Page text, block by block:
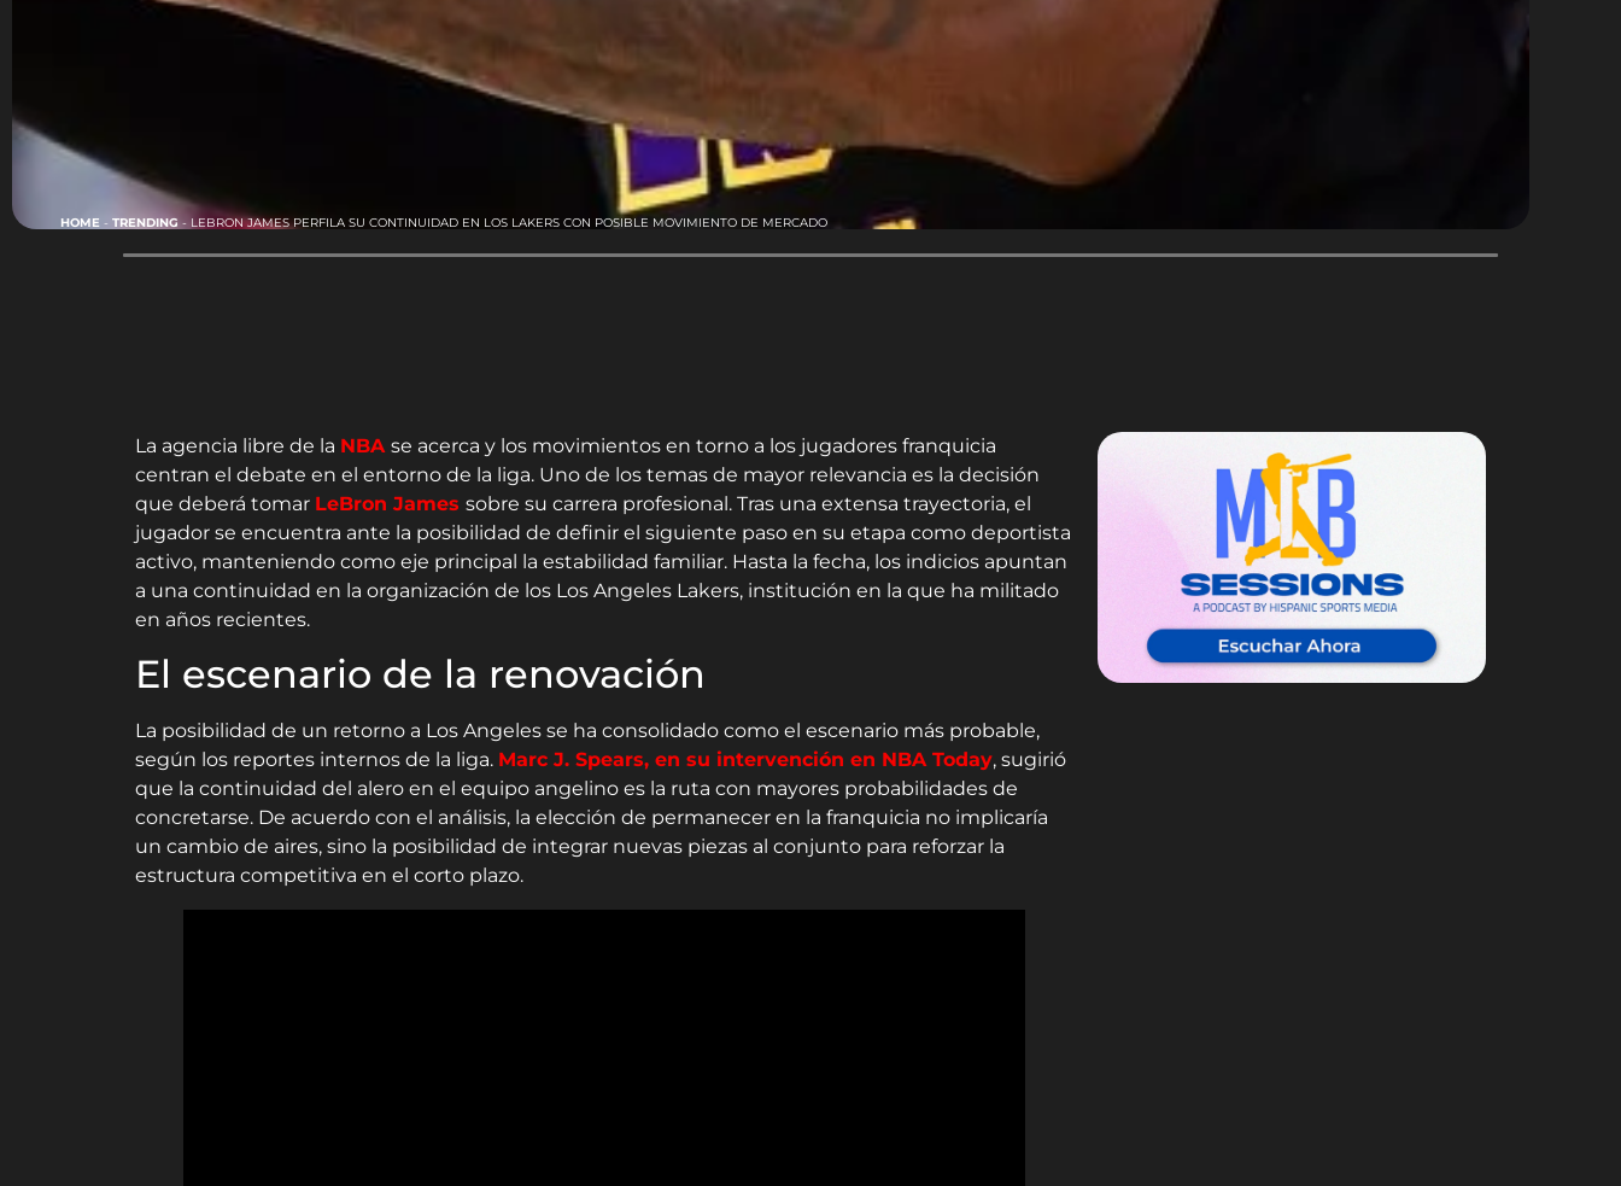
HOME- TRENDING - LEBRON JAMES PERFILA SU CONTINUIDAD EN LOS LAKERS CON POSIBLE MOVIMIENTO DE MERCADO
La agencia libre de la NBA se acerca y los movimientos en torno a los jugadores franquicia
centran el debate en el entorno de la liga. Uno de los temas de mayor relevancia es la decisión
que deberá tomar LeBron James sobre su carrera profesional. Tras una extensa trayectoria, el
jugador se encuentra ante la posibilidad de definir el siguiente paso en su etapa como deportista
activo, manteniendo como eje principal la estabilidad familiar. Hasta la fecha, los indicios apuntan
a una continuidad en la organización de los Los Angeles Lakers, institución en la que ha militado
en años recientes.
El escenario de la renovación
La posibilidad de un retorno a Los Angeles se ha consolidado como el escenario más probable,
según los reportes internos de la liga. Marc J. Spears, en su intervención en NBA Today, sugirió
que la continuidad del alero en el equipo angelino es la ruta con mayores probabilidades de
concretarse. De acuerdo con el análisis, la elección de permanecer en la franquicia no implicaría
un cambio de aires, sino la posibilidad de integrar nuevas piezas al conjunto para reforzar la
estructura competitiva en el corto plazo.